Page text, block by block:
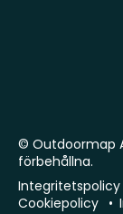
© Outdoormap
förbehållna.
Integritetspolicy
Cookiepolicy